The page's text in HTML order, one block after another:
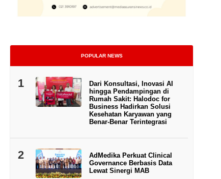
Ketua Umum Asosiasi Asuransi Syariah Indonesia (AASI) periode 2026-
POPULAR NEWS
1
Dari Konsultasi, Inovasi AI
hingga Pendampingan di
Rumah Sakit: Halodoc for
Business Hadirkan Solusi
Kesehatan Karyawan yang
Benar-Benar Terintegrasi
2
AdMedika Perkuat Clinical
Governance Berbasis Data
Lewat Sinergi MAB